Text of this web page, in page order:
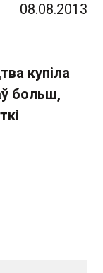
08.08.2013
купіла
больш,